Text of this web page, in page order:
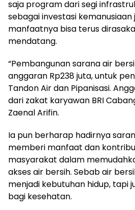
saja program dari segi
sebagai investasi
manfaatnya bisa terus
mendatang.
“Pembangunan sarana air
anggaran Rp238 juta, untuk
Tandon Air dan Pipanisasi.
dari zakat karyawan BRI
Zaenal Arifin.
Ia pun berharap hadirnya
memberi manfaat dan
masyarakat dalam
akses air bersih. Sebab air
menjadi kebutuhan hidup, tapi
bagi kesehatan.